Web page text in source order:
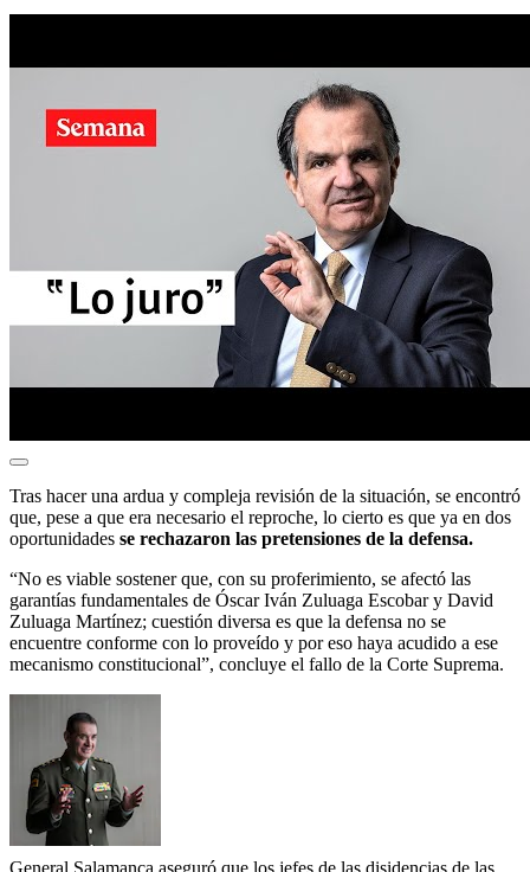
Tras hacer una ardua y compleja revisión de la situación, se encontró
que, pese a que era necesario el reproche, lo cierto es que ya en dos
oportunidades se rechazaron las pretensiones de la defensa.
“No es viable sostener que, con su proferimiento, se afectó las
garantías fundamentales de Óscar Iván Zuluaga Escobar y David
Zuluaga Martínez; cuestión diversa es que la defensa no se
encuentre conforme con lo proveído y por eso haya acudido a ese
mecanismo constitucional”, concluye el fallo de la Corte Suprema.
General Salamanca aseguró que los jefes de las disidencias de las